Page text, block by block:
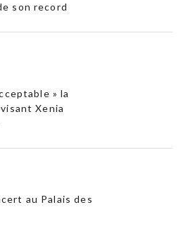
son record
» la
Xenia
au Palais des